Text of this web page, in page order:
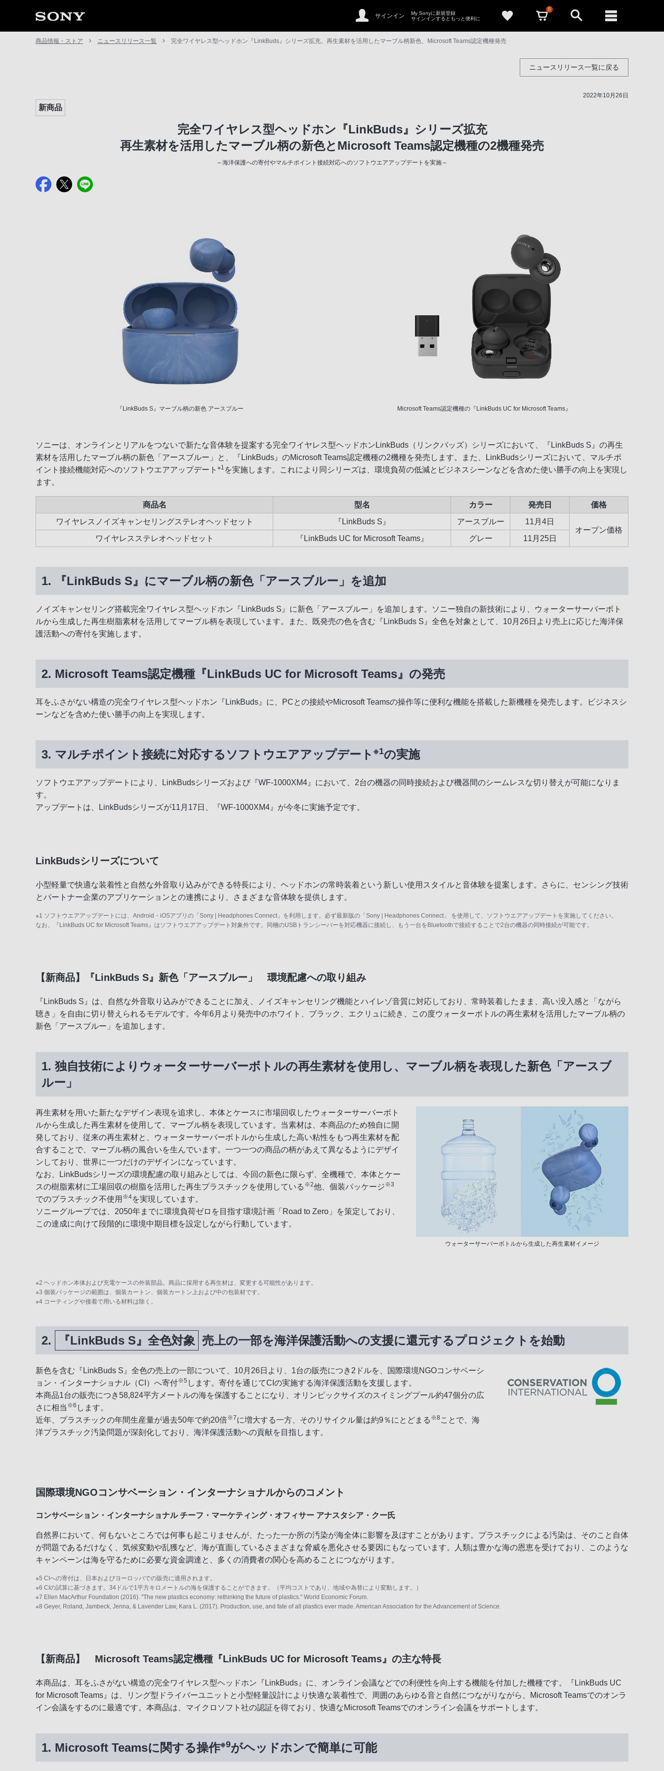
サインイン
My Sonyに新規登録
サインインするともっと便利に
0
商品情報・ストア ニュースリリース一覧 完全ワイヤレス型ヘッドホン『LinkBuds』シリーズ拡充。再生素材を活用したマーブル柄新色、Microsoft Teams認定機種発売
ニュースリリース一覧に戻る
2022年10月26日
新商品
完全ワイヤレス型ヘッドホン『LinkBuds』シリーズ拡充
再生素材を活用したマーブル柄の新色とMicrosoft Teams認定機種の2機種発売
～海洋保護への寄付やマルチポイント接続対応へのソフトウエアアップデートを実施～
『LinkBuds S』マーブル柄の新色 アースブルー Microsoft Teams認定機種の『LinkBuds UC for Microsoft Teams』
ソニーは、オンラインとリアルをつないで新たな音体験を提案する完全ワイヤレス型ヘッドホンLinkBuds（リンクバッズ）シリーズにおいて、『LinkBuds S』の再生
素材を活用したマーブル柄の新色「アースブルー」と、『LinkBuds』のMicrosoft Teams認定機種の2機種を発売します。また、LinkBudsシリーズにおいて、マルチポ
イント接続機能対応へのソフトウエアアップデート ※1 を実施します。これにより同シリーズは、環境負荷の低減とビジネスシーンなどを含めた使い勝手の向上を実現し
ます。
商品名 型名 カラー 発売日
価格
ワイヤレスノイズキャンセリングステレオヘッドセット
『LinkBuds S』 アースブルー
11月4日
オープン価格
ワイヤレスステレオヘッドセット
『LinkBuds UC for Microsoft Teams』 グレー 11月25日
1. 『LinkBuds S』にマーブル柄の新色「アースブルー」を追加
ノイズキャンセリング搭載完全ワイヤレス型ヘッドホン『LinkBuds S』に新色「アースブルー」を追加します。ソニー独自の新技術により、ウォーターサーバーボト
ルから生成した再生樹脂素材を活用してマーブル柄を表現しています。また、既発売の色を含む『LinkBuds S』全色を対象として、10月26日より売上に応じた海洋保
護活動への寄付を実施します。
2. Microsoft Teams認定機種『LinkBuds UC for Microsoft Teams』の発売
耳をふさがない構造の完全ワイヤレス型ヘッドホン『LinkBuds』に、PCとの接続やMicrosoft Teamsの操作等に便利な機能を搭載した新機種を発売します。ビジネスシ
ーンなどを含めた使い勝手の向上を実現します。
3. マルチポイント接続に対応するソフトウエアアップデート ※1の実施
ソフトウエアアップデートにより、LinkBudsシリーズおよび『WF-1000XM4』において、2台の機器の同時接続および機器間のシームレスな切り替えが可能になりま
す。
アップデートは、LinkBudsシリーズが11月17日、『WF-1000XM4』が今冬に実施予定です。
LinkBudsシリーズについて
小型軽量で快適な装着性と自然な外音取り込みができる特長により、ヘッドホンの常時装着という新しい使用スタイルと音体験を提案します。さらに、センシング技術
とパートナー企業のアプリケーションとの連携により、さまざまな音体験を提供します。
※1 ソフトウエアアップデートには、Android・iOSアプリの「Sony | Headphones Connect」を利用します。必ず最新版の「Sony | Headphones Connect」 を使用して、ソフトウエアアップデートを実施してください。
なお、『LinkBuds UC for Microsoft Teams』はソフトウエアアップデート対象外です。同梱のUSBトランシーバーを対応機器に接続し、もう一台をBluetoothで接続することで2台の機器の同時接続が可能です。
【新商品】『LinkBuds S』新色「アースブルー」 環境配慮への取り組み
『LinkBuds S』は、自然な外音取り込みができることに加え、ノイズキャンセリング機能とハイレゾ音質に対応しており、常時装着したまま、高い没入感と「ながら
聴き」を自由に切り替えられるモデルです。今年6月より発売中のホワイト、ブラック、エクリュに続き、この度ウォーターボトルの再生素材を活用したマーブル柄の
新色「アースブルー」を追加します。
1. 独自技術によりウォーターサーバーボトルの再生素材を使用し、マーブル柄を表現した新色「アースブ
ルー」
ウォーターサーバーボトルから生成した再生素材イメージ
再生素材を用いた新たなデザイン表現を追求し、本体とケースに市場回収したウォーターサーバーボト
ルから生成した再生素材を使用して、マーブル柄を表現しています。当素材は、本商品のため独自に開
発しており、従来の再生素材と、ウォーターサーバーボトルから生成した高い粘性をもつ再生素材を配
合することで、マーブル柄の風合いを生んでいます。一つ一つの商品の柄があえて異なるようにデザイ
ンしており、世界に一つだけのデザインになっています。
なお、LinkBudsシリーズの環境配慮の取り組みとしては、今回の新色に限らず、全機種で、本体とケー
スの樹脂素材に工場回収の樹脂を活用した再生プラスチックを使用している ※2他、個装パッケージ※3
でのプラスチック不使用 ※4を実現しています。
ソニーグループでは、2050年までに環境負荷ゼロを目指す環境計画「Road to Zero」を策定しており、
この達成に向けて段階的に環境中期目標を設定しながら行動しています。
※2 ヘッドホン本体および充電ケースの外装部品。商品に採用する再生材は、変更する可能性があります。
※3 個装パッケージの範囲は、個装カートン、個装カートン上および中の包装材です。
※4 コーティングや接着で用いる材料は除く。
2. 『LinkBuds S』全色対象 売上の一部を海洋保護活動への支援に還元するプロジェクトを始動
新色を含む『LinkBuds S』全色の売上の一部について、10月26日より、1台の販売につき2ドルを、国際環境NGOコンサベーシ
ョン・インターナショナル（CI）へ寄付※5 します。寄付を通じてCIの実施する海洋保護活動を支援します。
本商品1台の販売につき58,824平方メートルの海を保護することになり、オリンピックサイズのスイミングプール約47個分の広
さに相当 ※6 します。
近年、プラスチックの年間生産量が過去50年で約20倍※7に増大する一方、そのリサイクル量は約9％にとどまる ※8 ことで、海
洋プラスチック汚染問題が深刻化しており、海洋保護活動への貢献を目指します。
国際環境NGOコンサベーション・インターナショナルからのコメント
コンサベーション・インターナショナル チーフ・マーケティング・オフィサー アナスタシア・クー氏
自然界において、何もないところでは何事も起こりませんが、たった一か所の汚染が海全体に影響を及ぼすことがあります。プラスチックによる汚染は、そのこと自体
が問題であるだけなく、気候変動や乱獲など、海が直面しているさまざまな脅威を悪化させる要因にもなっています。人類は豊かな海の恩恵を受けており、このような
キャンペーンは海を守るために必要な資金調達と、多くの消費者の関心を高めることにつながります。
※5 CIへの寄付は、日本およびヨーロッパでの販売に適用されます。
※6 CIの試算に基づきます。34ドルで1平方キロメートルの海を保護することができます。（平均コストであり、地域や為替により変動します。）
※7 Ellen MacArthur Foundation (2016). "The new plastics economy: rethinking the future of plastics." World Economic Forum.
※8 Geyer, Roland, Jambeck, Jenna, & Lavender Law, Kara L. (2017). Production, use, and fate of all plastics ever made. American Association for the Advancement of Science.
【新商品】 Microsoft Teams認定機種『LinkBuds UC for Microsoft Teams』の主な特長
本商品は、耳をふさがない構造の完全ワイヤレス型ヘッドホン『LinkBuds』に、オンライン会議などでの利便性を向上する機能を付加した機種です。『LinkBuds UC
for Microsoft Teams』は、リング型ドライバーユニットと小型軽量設計により快適な装着性で、周囲のあらゆる音と自然につながりながら、Microsoft Teamsでのオンラ
イン会議をするのに最適です。本商品は、マイクロソフト社の認証を得ており、快適なMicrosoft Teamsでのオンライン会議をサポートします。
1. Microsoft Teamsに関する操作※9がヘッドホンで簡単に可能